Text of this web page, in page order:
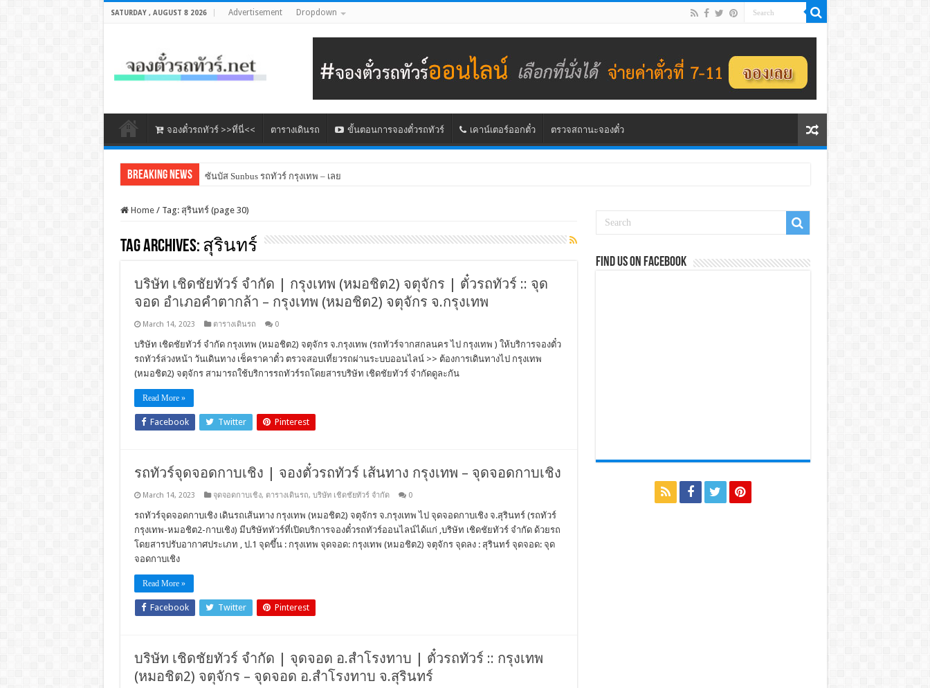
SATURDAY , AUGUST 8 2026 Advertisement Dropdown
จองตั๋วรถทัวร์ >>ที่นี่<< ตารางเดินรถ ขั้นตอนการจองตั๋วรถทัวร์ เคาน์เตอร์ออกตั๋ว ตรวจสถานะจองตั๋ว
Breaking News ซันบัส Sunbus รถทัวร์ กรุงเทพ – เลย
Home / Tag: สุรินทร์(page 30)
Tag Archives: สุรินทร์
บริษัท เชิดชัยทัวร์ จำกัด | กรุงเทพ (หมอชิต2) จตุจักร | ตั๋วรถทัวร์ :: จุด
จอด อำเภอคำตากล้า – กรุงเทพ (หมอชิต2) จตุจักร จ.กรุงเทพ
March 14, 2023 ตารางเดินรถ 0
บริษัท เชิดชัยทัวร์ จำกัด กรุงเทพ (หมอชิต2) จตุจักร จ.กรุงเทพ (รถทัวร์จากสกลนคร ไป กรุงเทพ ) ให้บริการจองตั๋ว
รถทัวร์ล่วงหน้า วันเดินทาง เช็คราคาตั๋ว ตรวจสอบเที่ยวรถผ่านระบบออนไลน์ >> ต้องการเดินทางไป กรุงเทพ
(หมอชิต2) จตุจักร สามารถใช้บริการรถทัวร์รถโดยสารบริษัท เชิดชัยทัวร์ จำกัดดูละกัน
Read More »
Facebook Twitter Pinterest
รถทัวร์จุดจอดกาบเชิง | จองตั๋วรถทัวร์ เส้นทาง กรุงเทพ – จุดจอดกาบเชิง
March 14, 2023 จุดจอดกาบเชิง, ตารางเดินรถ, บริษัท เชิดชัยทัวร์ จำกัด 0
รถทัวร์จุดจอดกาบเชิง เดินรถเส้นทาง กรุงเทพ (หมอชิต2) จตุจักร จ.กรุงเทพ ไป จุดจอดกาบเชิง จ.สุรินทร์ (รถทัวร์
กรุงเทพ-หมอชิต2-กาบเชิง) มีบริษัททัวร์ที่เปิดบริการจองตั๋วรถทัวร์ออนไลน์ได้แก่ ,บริษัท เชิดชัยทัวร์ จำกัด ด้วยรถ
โดยสารปรับอากาศประเภท , ป.1 จุดขึ้น : กรุงเทพ จุดจอด: กรุงเทพ (หมอชิต2) จตุจักร จุดลง : สุรินทร์ จุดจอด: จุด
จอดกาบเชิง
Read More »
Facebook Twitter Pinterest
บริษัท เชิดชัยทัวร์ จำกัด | จุดจอด อ.สำโรงทาบ | ตั๋วรถทัวร์ :: กรุงเทพ
(หมอชิต2) จตุจักร – จุดจอด อ.สำโรงทาบ จ.สุรินทร์
Find us on Facebook